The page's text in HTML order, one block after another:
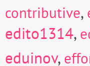
contributive,
edito1314,
eduinov,